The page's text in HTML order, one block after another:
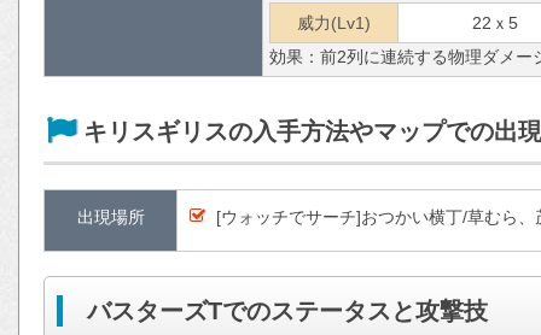
威力(Lv1)
22ｘ5
効果：前2列に連続する物理ダメー
キリスギリスの入手方法やマップでの出
出現場所 [ウォッチでサーチ]おつかい横丁/草むら、
バスターズTでのステータスと攻撃技